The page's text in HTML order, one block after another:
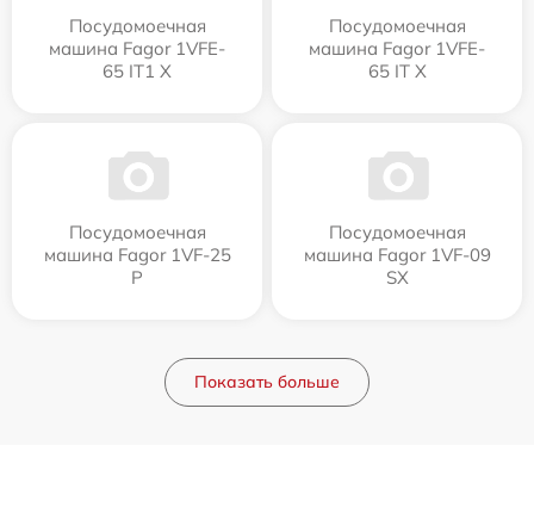
Посудомоечная
машина Fagor 1VFE-
65 IT1 X
Посудомоечная
машина Fagor 1VFE-
65 IT X
Посудомоечная
машина Fagor 1VF-25
P
Посудомоечная
машина Fagor 1VF-09
SX
Показать больше